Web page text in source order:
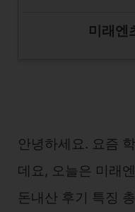
미래엔
안녕하세요. 요즘
데요, 오늘은 미래
돈내산 후기 특징